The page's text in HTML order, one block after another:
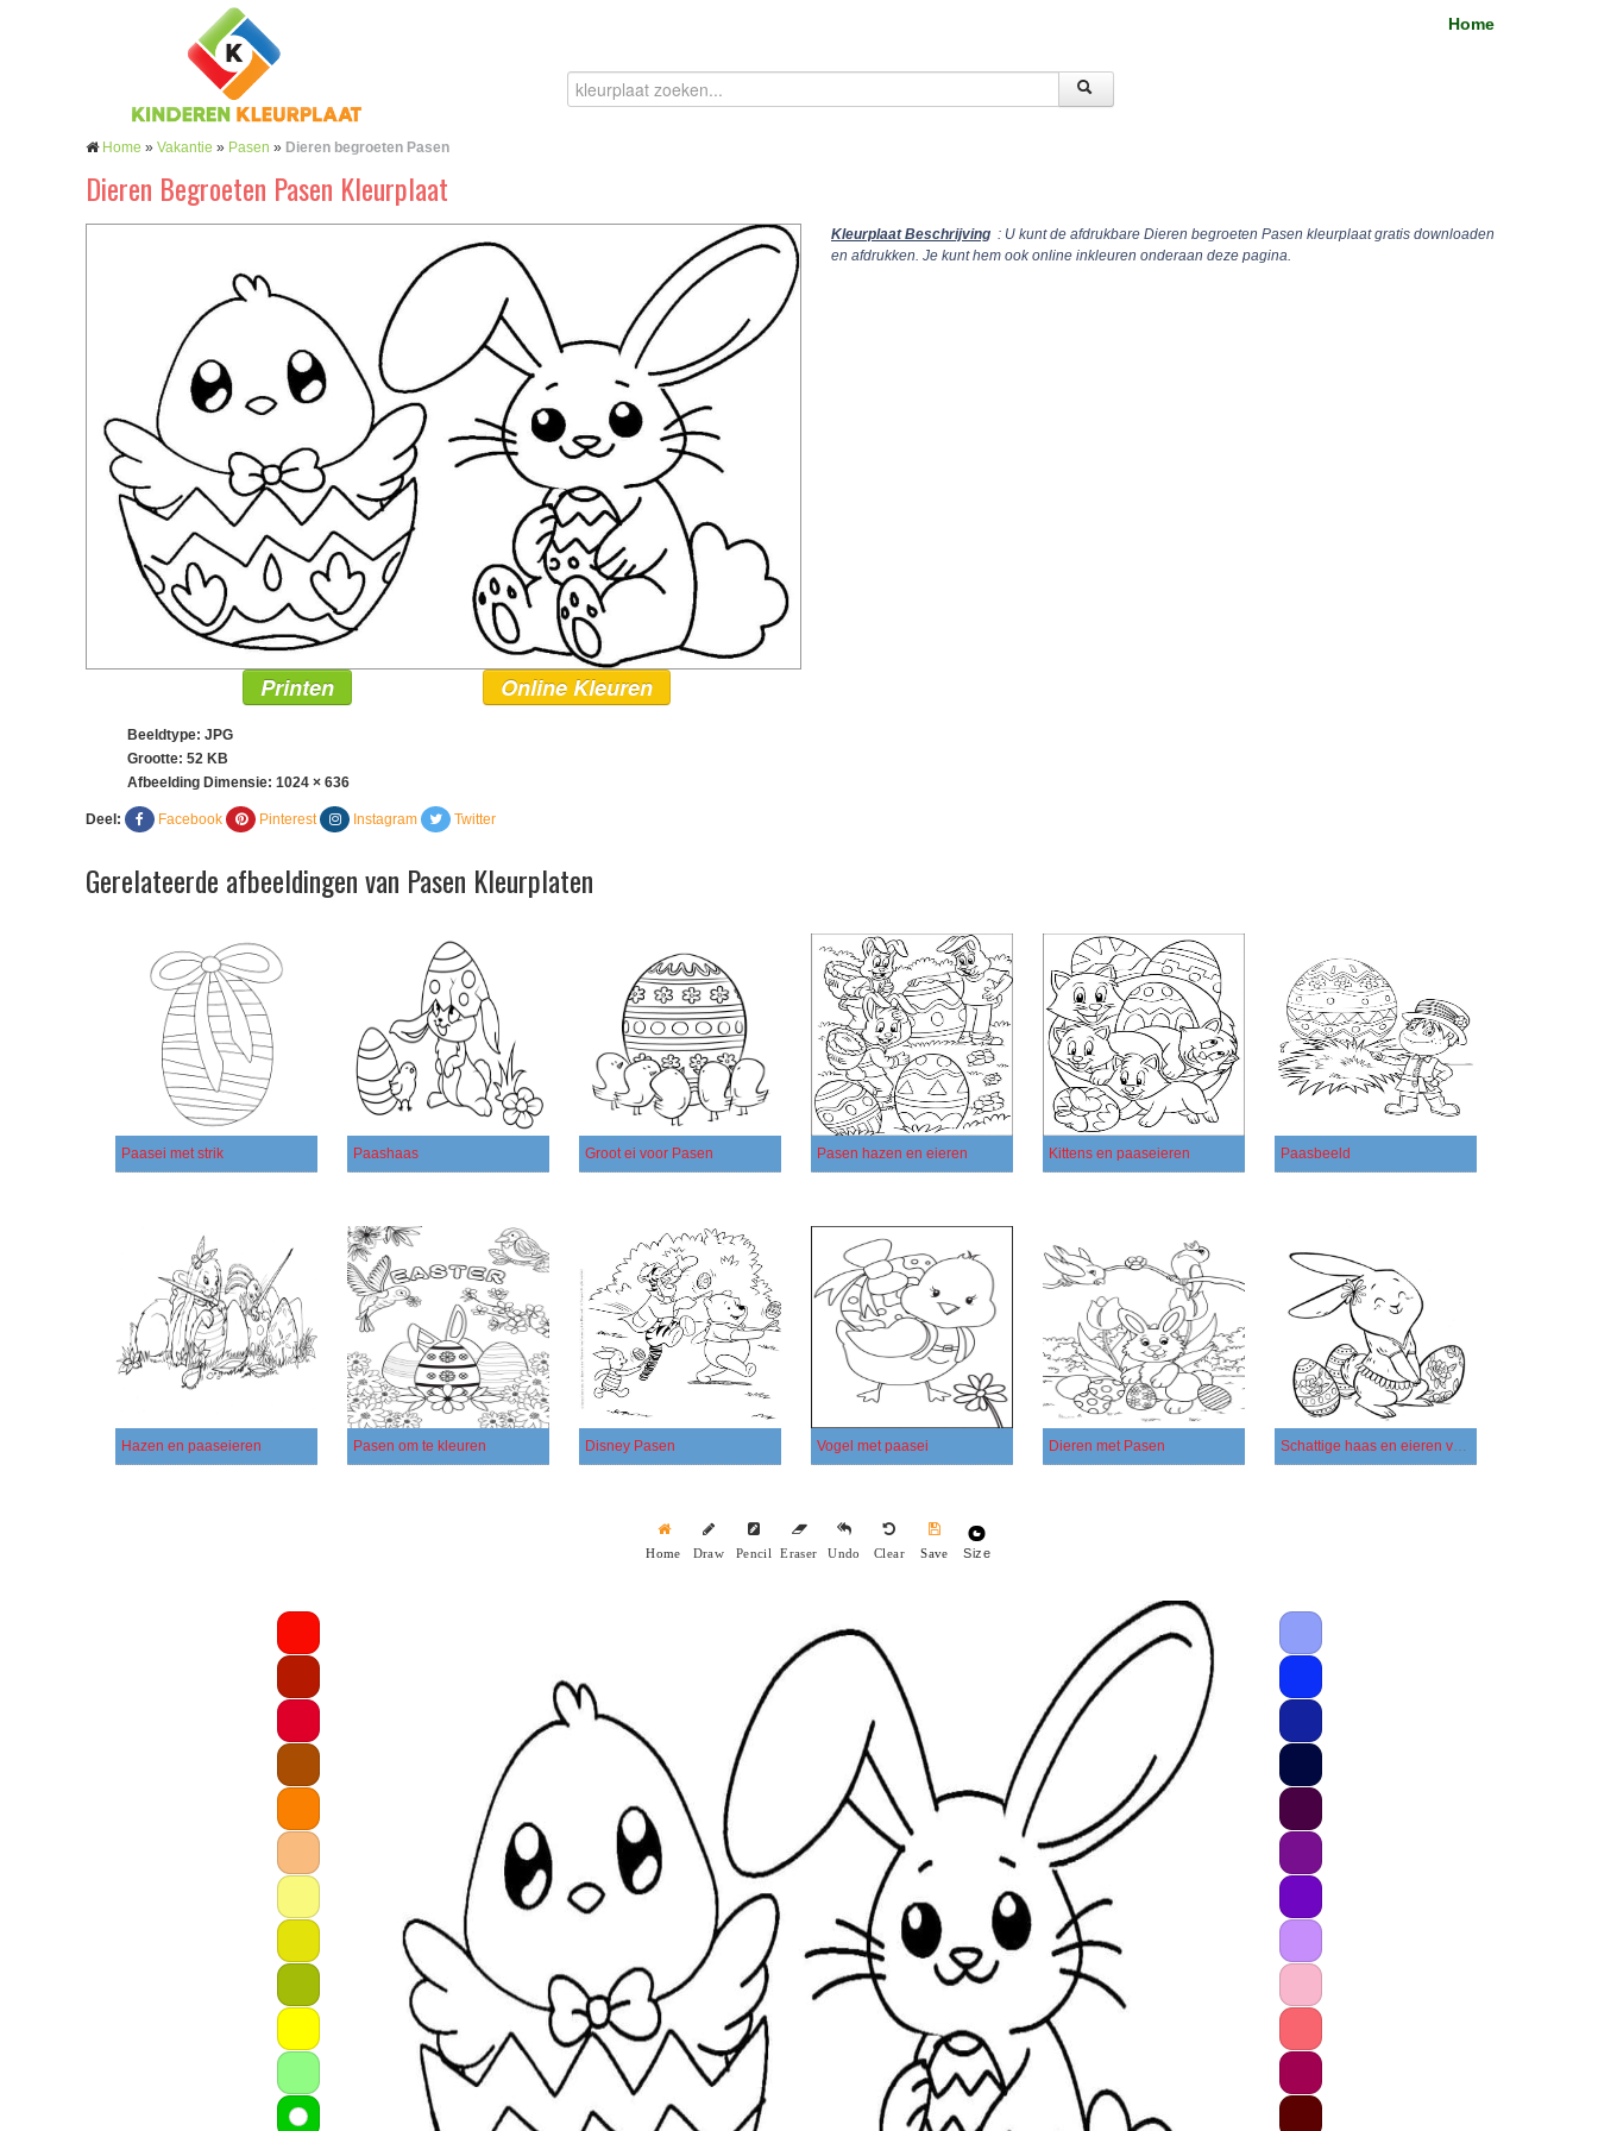
Home
Home » Vakantie » Pasen » Dieren begroeten Pasen
Dieren Begroeten Pasen Kleurplaat
Kleurplaat Beschrijving : U kunt de afdrukbare Dieren begroeten Pasen kleurplaat gratis downloaden
en afdrukken. Je kunt hem ook online inkleuren onderaan deze pagina.
Printen Online Kleuren
Beeldtype: JPG
Grootte: 52 KB
Afbeelding Dimensie: 1024 × 636
Deel: Facebook Pinterest Instagram Twitter
Gerelateerde afbeeldingen van Pasen Kleurplaten
Paasei met strik Paashaas Groot ei voor Pasen Pasen hazen en eieren Kittens en paaseieren Paasbeeld
Hazen en paaseieren Pasen om te kleuren Disney Pasen Vogel met paasei Dieren met Pasen
Home Draw Pencil Eraser Undo Clear Save Size